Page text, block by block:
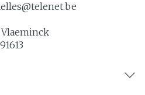
telenet.be